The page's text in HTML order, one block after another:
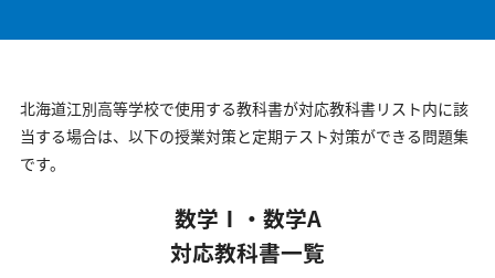
北海道江別高等学校で使用する教科書が対応教科書リスト内に該
当する場合は、以下の授業対策と定期テスト対策ができる問題集
です。
数学Ⅰ・数学A
対応教科書一覧